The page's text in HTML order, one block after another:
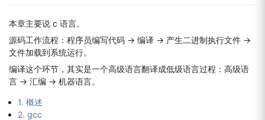
本章主要说 c 语言。
源码工作流程：程序员编写代码 -> 编译 -> 产生二进制执行文件 ->
文件加载到系统运行。
编译这个环节，其实是一个高级语言翻译成低级语言过程：高级语
言 -> 汇编 -> 机器语言。
1. 概述
2. gcc